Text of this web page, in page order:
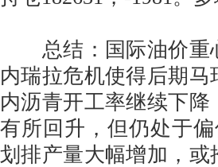
总结：国际油价重
内瑞拉危机使得后期
内沥青开工率继续下
有所回升，但仍处于
划排产量大幅增加，